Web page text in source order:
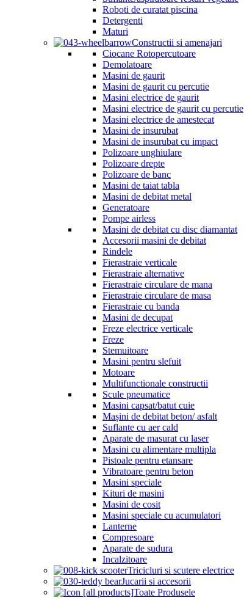
Roboti de curatat piscina
Detergenti
Maturi
Constructii si amenajari
Ciocane Rotopercutoare
Demolatoare
Masini de gaurit
Masini de gaurit cu percutie
Masini electrice de gaurit
Masini electrice de gaurit cu percutie
Masini electrice de amestecat
Masini de insurubat
Masini de insurubat cu impact
Polizoare unghiulare
Polizoare drepte
Polizoare de banc
Masini de taiat tabla
Masini de debitat metal
Generatoare
Pompe airless
Masini de debitat cu disc diamantat
Accesorii masini de debitat
Rindele
Fierastraie verticale
Fierastraie alternative
Fierastraie circulare de mana
Fierastraie circulare de masa
Fierastraie cu banda
Masini de decupat
Freze electrice verticale
Freze
Stemuitoare
Masini pentru slefuit
Motoare
Multifunctionale constructii
Scule pneumatice
Masini capsat/batut cuie
Mașini de debitat beton/ asfalt
Suflante cu aer cald
Aparate de masurat cu laser
Masini cu alimentare multipla
Pistoale pentru etansare
Vibratoare pentru beton
Masini speciale
Kituri de masini
Masini de cosit
Masini speciale cu acumulatori
Lanterne
Compresoare
Aparate de sudura
Incalzitoare
Tricicluri si scutere electrice
Jucarii si accesorii
Toate Produsele